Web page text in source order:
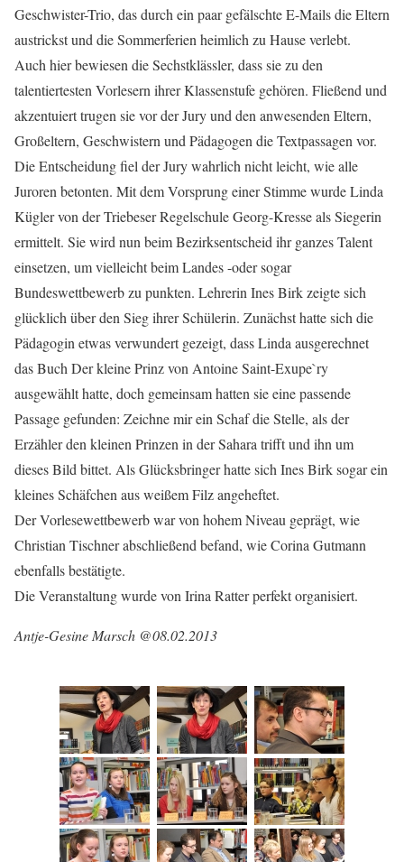
Geschwister-Trio, das durch ein paar gefälschte E-Mails die Eltern
austrickst und die Sommerferien heimlich zu Hause verlebt.
Auch hier bewiesen die Sechstklässler, dass sie zu den
talentiertesten Vorlesern ihrer Klassenstufe gehören. Fließend und
akzentuiert trugen sie vor der Jury und den anwesenden Eltern,
Großeltern, Geschwistern und Pädagogen die Textpassagen vor.
Die Entscheidung fiel der Jury wahrlich nicht leicht, wie alle
Juroren betonten. Mit dem Vorsprung einer Stimme wurde Linda
Kügler von der Triebeser Regelschule Georg-Kresse als Siegerin
ermittelt. Sie wird nun beim Bezirksentscheid ihr ganzes Talent
einsetzen, um vielleicht beim Landes -oder sogar
Bundeswettbewerb zu punkten. Lehrerin Ines Birk zeigte sich
glücklich über den Sieg ihrer Schülerin. Zunächst hatte sich die
Pädagogin etwas verwundert gezeigt, dass Linda ausgerechnet
das Buch Der kleine Prinz von Antoine Saint-Exupe`ry
ausgewählt hatte, doch gemeinsam hatten sie eine passende
Passage gefunden: Zeichne mir ein Schaf die Stelle, als der
Erzähler den kleinen Prinzen in der Sahara trifft und ihn um
dieses Bild bittet. Als Glücksbringer hatte sich Ines Birk sogar ein
kleines Schäfchen aus weißem Filz angeheftet.
Der Vorlesewettbewerb war von hohem Niveau geprägt, wie
Christian Tischner abschließend befand, wie Corina Gutmann
ebenfalls bestätigte.
Die Veranstaltung wurde von Irina Ratter perfekt organisiert.
Antje-Gesine Marsch @08.02.2013